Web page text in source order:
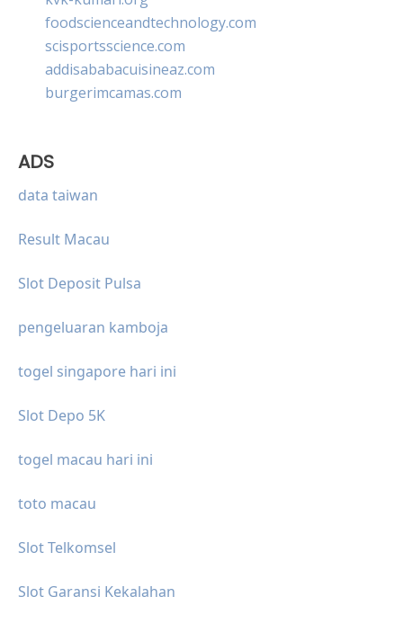
foodscienceandtechnology.com
scisportsscience.com
addisababacuisineaz.com
burgerimcamas.com
ADS
data taiwan
Result Macau
Slot Deposit Pulsa
pengeluaran kamboja
togel singapore hari ini
Slot Depo 5K
togel macau hari ini
toto macau
Slot Telkomsel
Slot Garansi Kekalahan